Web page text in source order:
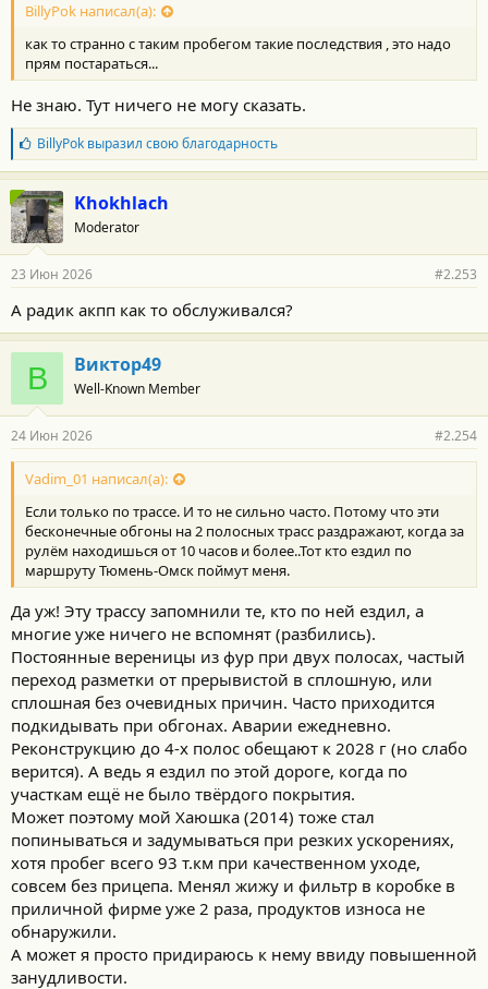
BillyPok написал(а):
как то странно с таким пробегом такие последствия , это надо
прям постараться...
Не знаю. Тут ничего не могу сказать.
Б
л
а
г
о
д
а
н
с
т
и
:
BillyPokвыразил свою благодарность
Khokhlach
Moderator
23 Июн 2026 #2.253
А радик акпп как то обслуживался?
В Виктор49
Well-Known Member
24 Июн 2026 #2.254
Vadim_01 написал(а):
Если только по трассе. И то не сильно часто. Потому что эти
бесконечные обгоны на 2 полосных трасс раздражают, когда за
рулём находишься от 10 часов и более..Тот кто ездил по
маршруту Тюмень-Омск поймут меня.
Да уж! Эту трассу запомнили те, кто по ней ездил, а
многие уже ничего не вспомнят (разбились).
Постоянные вереницы из фур при двух полосах, частый
переход разметки от прерывистой в сплошную, или
сплошная без очевидных причин. Часто приходится
подкидывать при обгонах. Аварии ежедневно.
Реконструкцию до 4-х полос обещают к 2028 г (но слабо
верится). А ведь я ездил по этой дороге, когда по
участкам ещё не было твёрдого покрытия.
Может поэтому мой Хаюшка (2014) тоже стал
попинываться и задумываться при резких ускорениях,
хотя пробег всего 93 т.км при качественном уходе,
совсем без прицепа. Менял жижу и фильтр в коробке в
приличной фирме уже 2 раза, продуктов износа не
обнаружили.
А может я просто придираюсь к нему ввиду повышенной
занудливости.